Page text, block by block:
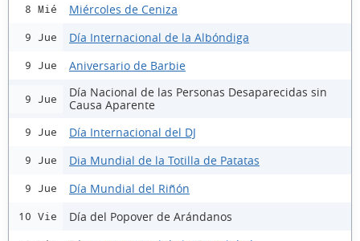
8 Mié Miércoles de Ceniza
9 Jue Día Internacional de la Albóndiga
9 Jue Aniversario de Barbie
9 Jue
Día Nacional de las Personas Desaparecidas sin
Causa Aparente
9 Jue Día Internacional del DJ
9 Jue Dia Mundial de la Totilla de Patatas
9 Jue Día Mundial del Riñón
10 Vie Día del Popover de Arándanos